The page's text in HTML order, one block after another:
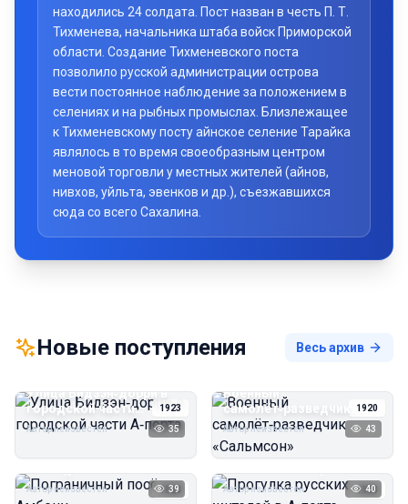
находились 24 солдата. Пост назван в честь П. Т.
Тихменева, начальника штаба войск Приморской
области. Создание Тихменевского поста
позволило русской администрации острова
вести постоянное наблюдение за положением в
селениях и на рыбных промыслах. Близлежащее
к Тихменевскому посту айнское селение Тарайка
являлось в то время своеобразным центром
меновой торговли у местных жителей (айнов,
нивхов, уйльта, эвенков и др.), съезжавшихся
сюда со всего Сахалина.
Новые поступления Весь архив
1923
Улица Бидзэн‑дорри в
городской части
А‑порта
Автор неизвестен 35
1920
Военный
самолёт‑разведчик
«Сальмсон»
Автор неизвестен 43
1923
Автор неизвестен 39 1923
Прогулка русских
Автор неизвестен 40